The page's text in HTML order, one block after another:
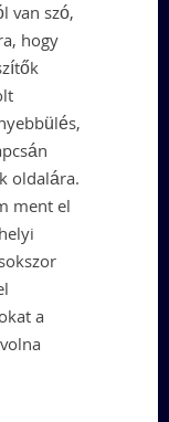
van szó,
hogy
oldalára.
ment el
a